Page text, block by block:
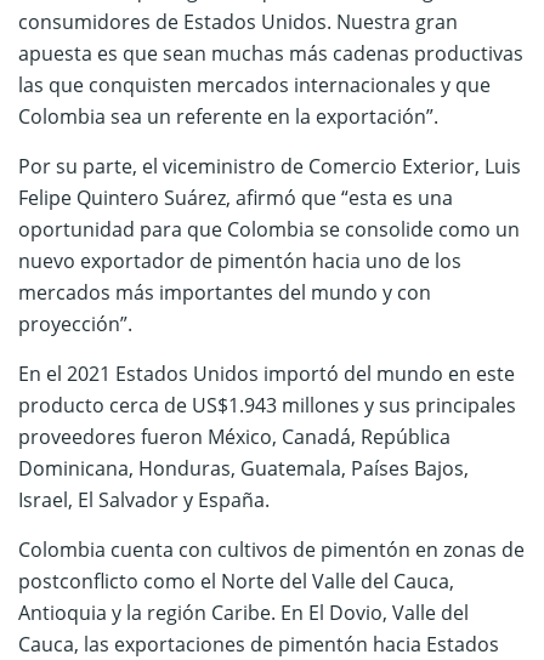
consumidores de Estados Unidos. Nuestra gran
apuesta es que sean muchas más cadenas productivas
las que conquisten mercados internacionales y que
Colombia sea un referente en la exportación”.
Por su parte, el viceministro de Comercio Exterior, Luis
Felipe Quintero Suárez, afirmó que “esta es una
oportunidad para que Colombia se consolide como un
nuevo exportador de pimentón hacia uno de los
mercados más importantes del mundo y con
proyección”.
En el 2021 Estados Unidos importó del mundo en este
producto cerca de US$1.943 millones y sus principales
proveedores fueron México, Canadá, República
Dominicana, Honduras, Guatemala, Países Bajos,
Israel, El Salvador y España.
Colombia cuenta con cultivos de pimentón en zonas de
postconflicto como el Norte del Valle del Cauca,
Antioquia y la región Caribe. En El Dovio, Valle del
Cauca, las exportaciones de pimentón hacia Estados